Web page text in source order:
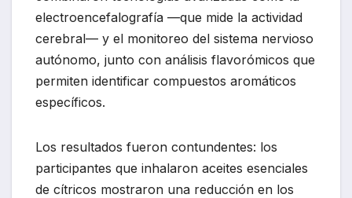
electroencefalografía —que mide la actividad
cerebral— y el monitoreo del sistema nervioso
autónomo, junto con análisis flavorómicos que
permiten identificar compuestos aromáticos
específicos.
Los resultados fueron contundentes: los
participantes que inhalaron aceites esenciales
de cítricos mostraron una reducción en los